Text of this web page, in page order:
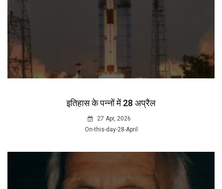
इतिहास के पन्नों में 28 अप्रैल
27 Apr, 2026
On-this-day-28-April